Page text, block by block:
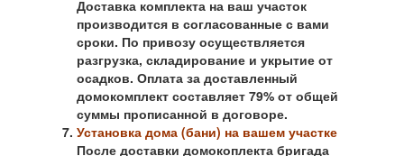
Доставка комплекта на ваш участок
производится в согласованные с вами
сроки. По привозу осуществляется
разгрузка, складирование и укрытие от
осадков. Оплата за доставленный
домокомплект составляет 79% от общей
суммы прописанной в договоре.
Установка дома (бани) на вашем участке
После доставки домокоплекта бригада